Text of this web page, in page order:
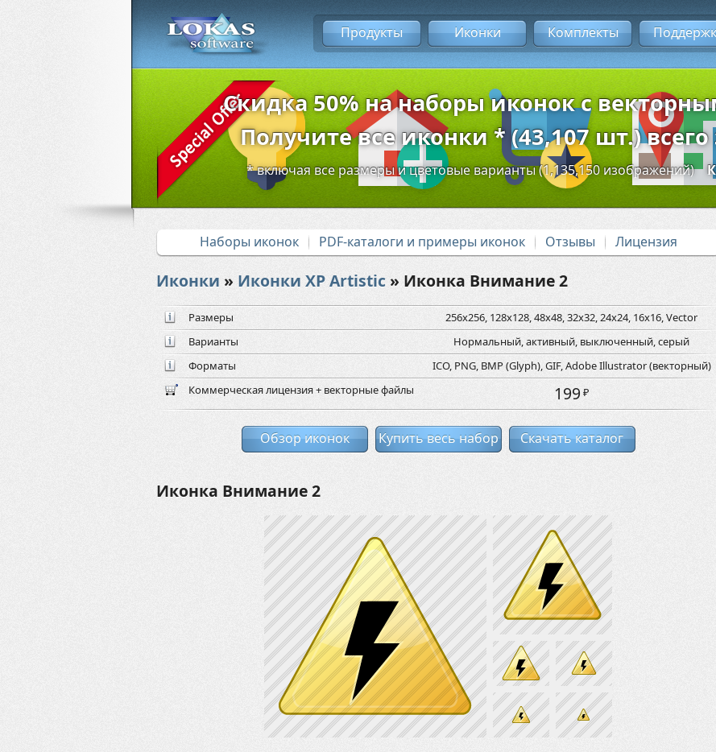
Продукты Иконки Комплекты
Скидка 50% на наборы иконок с
Получите все иконки * (43,107 шт.)
* включая все размеры и цветовые варианты (1,135,150 изображений)
Наборы иконок PDF-каталоги и примеры иконок Отзывы Лицензия
Иконки » Иконки XP Artistic » Иконка Внимание 2
Размеры
256x256, 128x128, 48x48, 32x32, 24x24, 16x16, Vector
Варианты
Нормальный, активный, выключенный, серый
Форматы
ICO, PNG, BMP (Glyph), GIF, Adobe Illustrator (векторный)
Коммерческая лицензия + векторные файлы
199 ₽
Обзор иконок Купить весь набор Скачать каталог
Иконка Внимание 2